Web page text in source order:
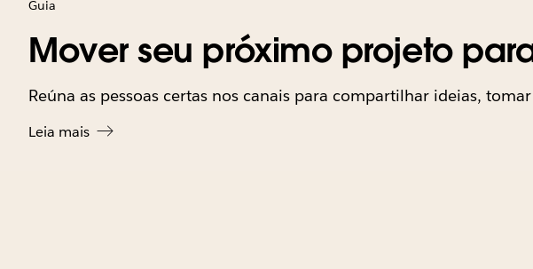
Guia
Mover seu próximo projeto
Reúna as pessoas certas nos canais para compartilhar ideias,
Leia mais